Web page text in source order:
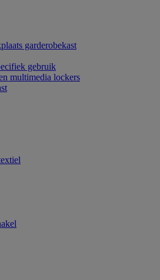
garderobekast
gebruik
multimedia lockers